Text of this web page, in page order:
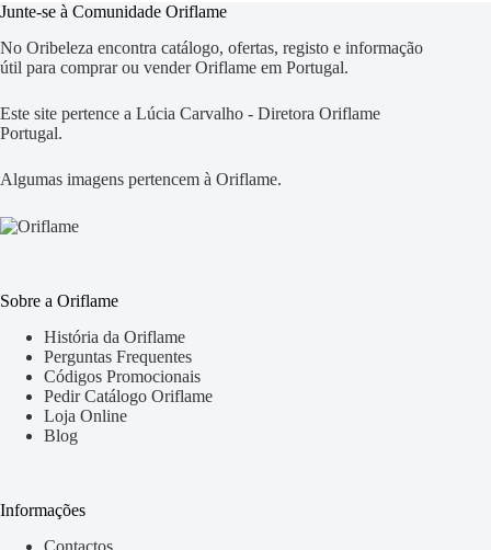
Junte-se à Comunidade Oriflame
No Oribeleza encontra catálogo, ofertas, registo e informação
útil para comprar ou vender Oriflame em Portugal.
Este site pertence a Lúcia Carvalho - Diretora Oriflame
Portugal.
Algumas imagens pertencem à Oriflame.
Sobre a Oriflame
História da Oriflame
Perguntas Frequentes
Códigos Promocionais
Pedir Catálogo Oriflame
Loja Online
Blog
Informações
Contactos